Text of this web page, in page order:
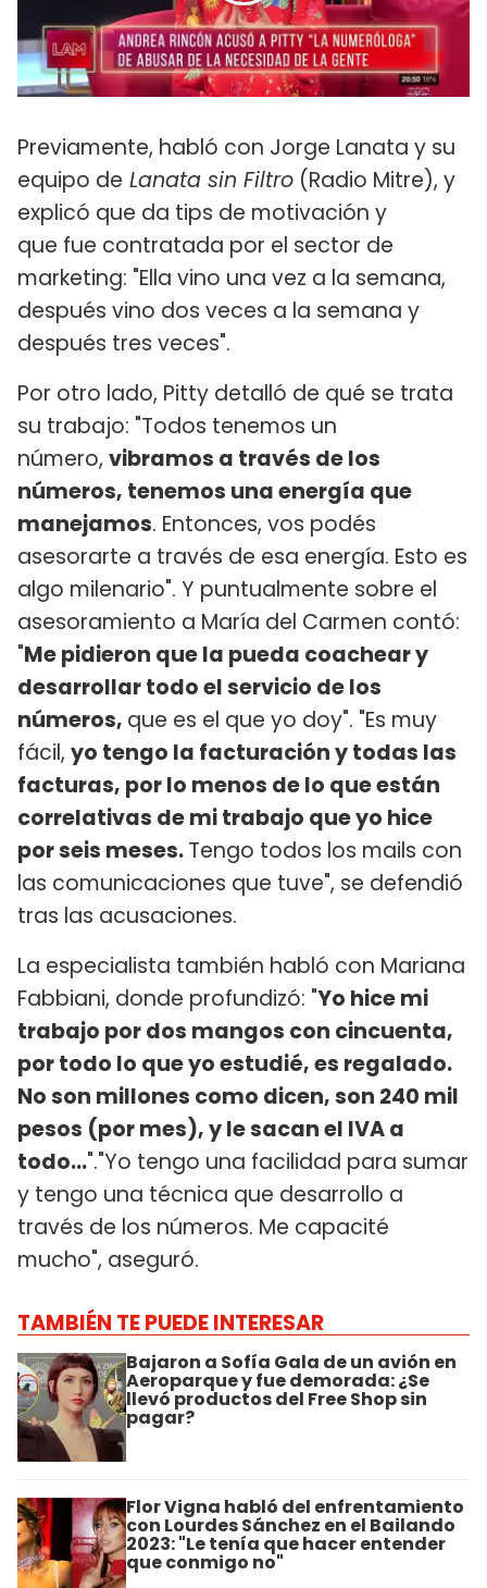
Previamente, habló con Jorge Lanata y su
equipo de Lanata sin Filtro (Radio Mitre), y
explicó que da tips de motivación y
que fue contratada por el sector de
marketing: "Ella vino una vez a la semana,
después vino dos veces a la semana y
después tres veces".
Por otro lado, Pitty detalló de qué se trata
su trabajo: "Todos tenemos un
número, vibramos a través de los
números, tenemos una energía que
manejamos. Entonces, vos podés
asesorarte a través de esa energía. Esto es
algo milenario". Y puntualmente sobre el
asesoramiento a María del Carmen contó:
"Me pidieron que la pueda coachear y
desarrollar todo el servicio de los
números, que es el que yo doy". "Es muy
fácil, yo tengo la facturación y todas las
facturas, por lo menos de lo que están
correlativas de mi trabajo que yo hice
por seis meses.Tengo todos los mails con
las comunicaciones que tuve", se defendió
tras las acusaciones.
La especialista también habló con Mariana
Fabbiani, donde profundizó: "Yo hice mi
trabajo por dos mangos con cincuenta,
por todo lo que yo estudié, es regalado.
No son millones como dicen, son 240 mil
pesos (por mes), y le sacan el IVA a
todo..."."Yo tengo una facilidad para sumar
y tengo una técnica que desarrollo a
través de los números. Me capacité
mucho", aseguró.
TAMBIÉN TE PUEDE INTERESAR
Bajaron a Sofía Gala de un avión en
Aeroparque y fue demorada: ¿Se
llevó productos del Free Shop sin
pagar?
Flor Vigna habló del enfrentamiento
con Lourdes Sánchez en el Bailando
2023: "Le tenía que hacer entender
que conmigo no"